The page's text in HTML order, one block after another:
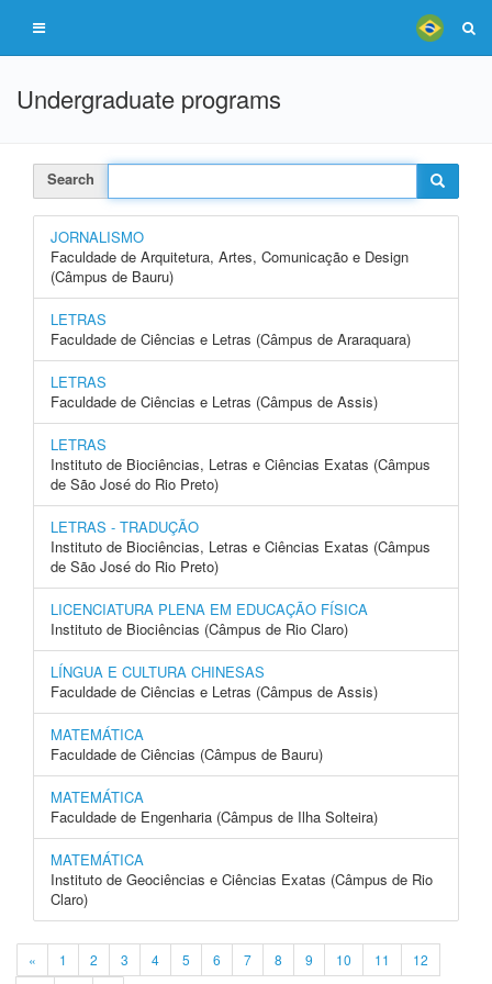
Undergraduate programs
Search
JORNALISMO
Faculdade de Arquitetura, Artes, Comunicação e Design
(Câmpus de Bauru)
LETRAS
Faculdade de Ciências e Letras (Câmpus de Araraquara)
LETRAS
Faculdade de Ciências e Letras (Câmpus de Assis)
LETRAS
Instituto de Biociências, Letras e Ciências Exatas (Câmpus
de São José do Rio Preto)
LETRAS - TRADUÇÃO
Instituto de Biociências, Letras e Ciências Exatas (Câmpus
de São José do Rio Preto)
LICENCIATURA PLENA EM EDUCAÇÃO FÍSICA
Instituto de Biociências (Câmpus de Rio Claro)
LÍNGUA E CULTURA CHINESAS
Faculdade de Ciências e Letras (Câmpus de Assis)
MATEMÁTICA
Faculdade de Ciências (Câmpus de Bauru)
MATEMÁTICA
Faculdade de Engenharia (Câmpus de Ilha Solteira)
MATEMÁTICA
Instituto de Geociências e Ciências Exatas (Câmpus de Rio
Claro)
« 1 2 3 4 5 6 7 8 9 10 11
12